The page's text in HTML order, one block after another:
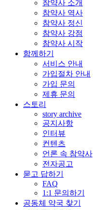
참약사 소개
참약사 역사
참약사 정신
참약사 강점
참약사 시작
함께하기
서비스 안내
가입절차 안내
가입 문의
제휴 문의
스토리
story archive
공지사항
인터뷰
컨텐츠
언론 속 참약사
전자공고
묻고 답하기
FAQ
1:1 문의하기
공동체 약국 찾기